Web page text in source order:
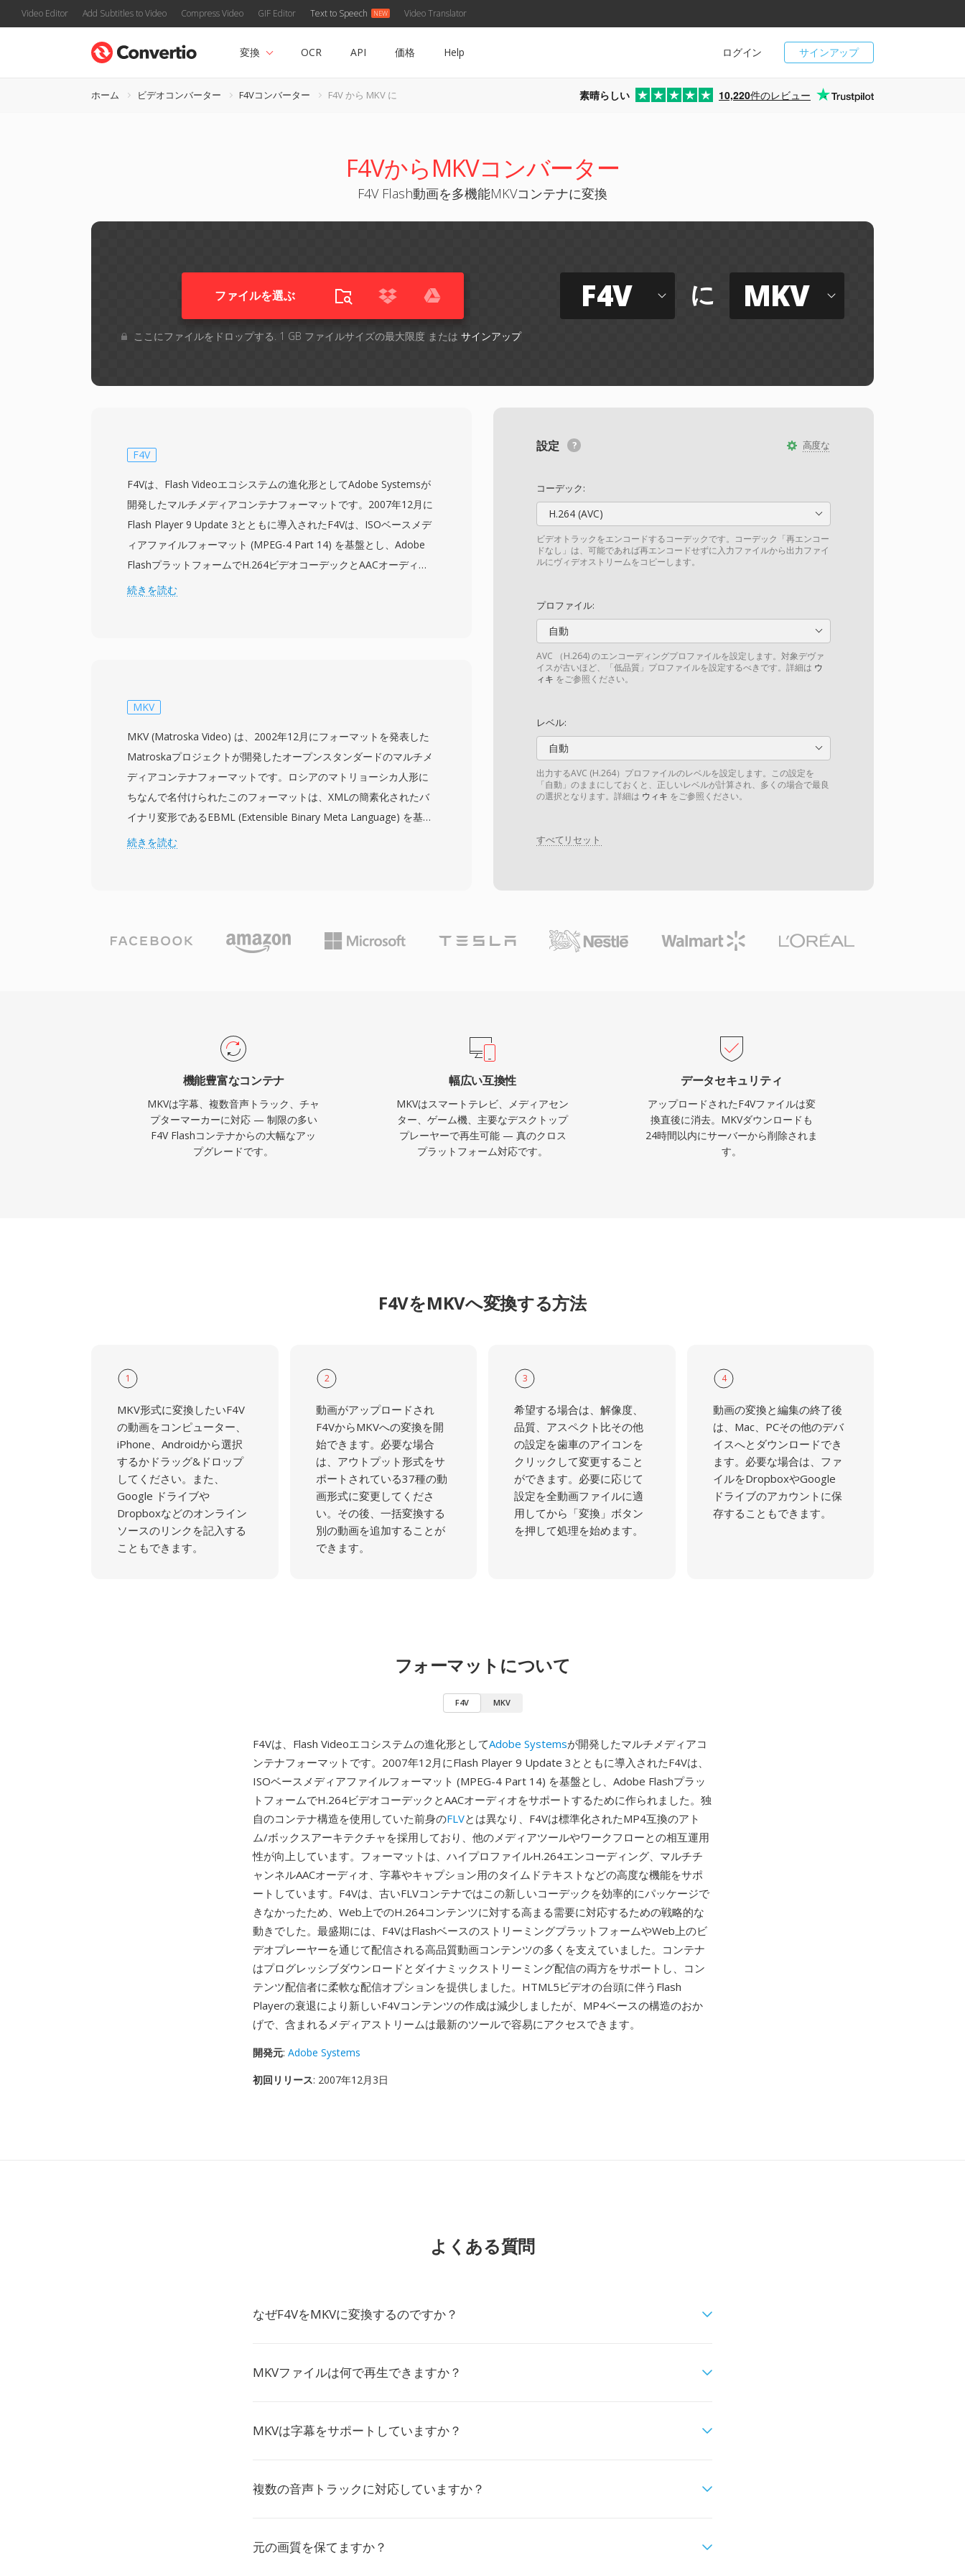
Video Editor Add Subtitles to Video Compress Video GIF Editor Text to Speech Video Translator
サインアップ
ログイン
変換 OCR API 価格 Help
ホーム ビデオコンバーター F4Vコンバーター F4V から MKV に 素晴らしい 10,220件のレビュー
F4VからMKVコンバーター
F4V Flash動画を多機能MKVコンテナに変換
ファイルを選ぶ
ここにファイルをドロップする. 1 GB ファイルサイズの最大限度 または サインアップ
F4V に MKV
高度な
設定
コーデック:
H.264 (AVC)
ビデオトラックをエンコードするコーデックです。コーデック「再エンコー
ドなし」は、可能であれば再エンコードせずに入力ファイルから出力ファイ
ルにヴィデオストリームをコピーします。
プロファイル:
自動
AVC （H.264) のエンコーディングプロファイルを設定します。対象デヴァ
イスが古いほど、「低品質」プロファイルを設定するべきです。詳細は ウ
ィキ をご参照ください。
レベル:
自動
出力するAVC (H.264）プロファイルのレベルを設定します。この設定を
「自動」のままにしておくと、正しいレベルが計算され、多くの場合で最良
の選択となります。詳細は ウィキ をご参照ください。
すべてリセット
F4V
F4Vは、Flash Videoエコシステムの進化形としてAdobe Systemsが
開発したマルチメディアコンテナフォーマットです。2007年12月に
Flash Player 9 Update 3とともに導入されたF4Vは、ISOベースメデ
ィアファイルフォーマット (MPEG-4 Part 14) を基盤とし、Adobe
FlashプラットフォームでH.264ビデオコーデックとAACオーディオ
をサポートするために作られました。独自のコンテナ構造を使用し
機能をサポートしています。F4Vは、古いFLVコンテナではこの新し
H.264コンテンツに対する高まる需要に対応するための戦略的な動き
でした。最盛期には、F4VはFlashベースのストリーミングプラット
フォームやWeb上のビデオプレーヤーを通じて配信される高品質動
画コンテンツの多くを支えていました。コンテナはプログレッシブ
ダウンロードとダイナミックストリーミング配信の両方をサポート
し、コンテンツ配信者に柔軟な配信オプションを提供しました。
続きを読む
MKV
MKV (Matroska Video) は、2002年12月にフォーマットを発表した
Matroskaプロジェクトが開発したオープンスタンダードのマルチメ
ディアコンテナフォーマットです。ロシアのマトリョーシカ人形に
ちなんで名付けられたこのフォーマットは、XMLの簡素化されたバ
イナリ変形であるEBML (Extensible Binary Meta Language) を基盤
としており、柔軟で前方互換性のある構造を提供します。MKVは、
タイル字幕、Blu-rayディスクのビットマップベースPGSトラックま
で対応しています。MKVはチャプターマーカー、添付ファイル (スタ
きを実装でき、メディアプレーヤー、ストリーミングツール、エン
コーディングソフトウェア全体で幅広い採用を推進しています。事
実上あらゆるコーデックの組み合わせを単一の整理されたファイル
にカプセル化する能力により、MKVは高品質な動画配信、アーカイ
ブ、個人メディアライブラリに好まれるコンテナとなっています。
続きを読む
機能豊富なコンテナ
MKVは字幕、複数音声トラック、チャ
プターマーカーに対応 — 制限の多い
F4V Flashコンテナからの大幅なアッ
プグレードです。
幅広い互換性
MKVはスマートテレビ、メディアセン
ター、ゲーム機、主要なデスクトップ
プレーヤーで再生可能 — 真のクロス
プラットフォーム対応です。
データセキュリティ
アップロードされたF4Vファイルは変
換直後に消去。MKVダウンロードも
24時間以内にサーバーから削除されま
す。
F4VをMKVへ変換する方法
1
MKV形式に変換したいF4V
の動画をコンピューター、
iPhone、Androidから選択
するかドラッグ&ドロップ
してください。また、
Google ドライブや
Dropboxなどのオンライン
ソースのリンクを記入する
こともできます。
2
動画がアップロードされ
F4VからMKVへの変換を開
始できます。必要な場合
は、アウトプット形式をサ
ポートされている37種の動
画形式に変更してくださ
い。その後、一括変換する
別の動画を追加することが
できます。
3
希望する場合は、解像度、
品質、アスペクト比その他
の設定を歯車のアイコンを
クリックして変更すること
ができます。必要に応じて
設定を全動画ファイルに適
用してから「変換」ボタン
を押して処理を始めます。
4
動画の変換と編集の終了後
は、Mac、PCその他のデバ
イスへとダウンロードでき
ます。必要な場合は、ファ
イルをDropboxやGoogle
ドライブのアカウントに保
存することもできます。
フォーマットについて
F4V MKV
F4Vは、Flash Videoエコシステムの進化形としてAdobe Systemsが開発したマルチメディアコ
ンテナフォーマットです。2007年12月にFlash Player 9 Update 3とともに導入されたF4Vは、
ISOベースメディアファイルフォーマット (MPEG-4 Part 14) を基盤とし、Adobe Flashプラッ
トフォームでH.264ビデオコーデックとAACオーディオをサポートするために作られました。独
自のコンテナ構造を使用していた前身のFLVとは異なり、F4Vは標準化されたMP4互換のアト
ム/ボックスアーキテクチャを採用しており、他のメディアツールやワークフローとの相互運用
性が向上しています。フォーマットは、ハイプロファイルH.264エンコーディング、マルチチ
ャンネルAACオーディオ、字幕やキャプション用のタイムドテキストなどの高度な機能をサポ
ートしています。F4Vは、古いFLVコンテナではこの新しいコーデックを効率的にパッケージで
きなかったため、Web上でのH.264コンテンツに対する高まる需要に対応するための戦略的な
動きでした。最盛期には、F4VはFlashベースのストリーミングプラットフォームやWeb上のビ
デオプレーヤーを通じて配信される高品質動画コンテンツの多くを支えていました。コンテナ
はプログレッシブダウンロードとダイナミックストリーミング配信の両方をサポートし、コン
テンツ配信者に柔軟な配信オプションを提供しました。HTML5ビデオの台頭に伴うFlash
Playerの衰退により新しいF4Vコンテンツの作成は減少しましたが、MP4ベースの構造のおか
げで、含まれるメディアストリームは最新のツールで容易にアクセスできます。
開発元: Adobe Systems
初回リリース: 2007年12月3日
よくある質問
なぜF4VをMKVに変換するのですか？
MKVファイルは何で再生できますか？
MKVは字幕をサポートしていますか？
複数の音声トラックに対応していますか？
元の画質を保てますか？